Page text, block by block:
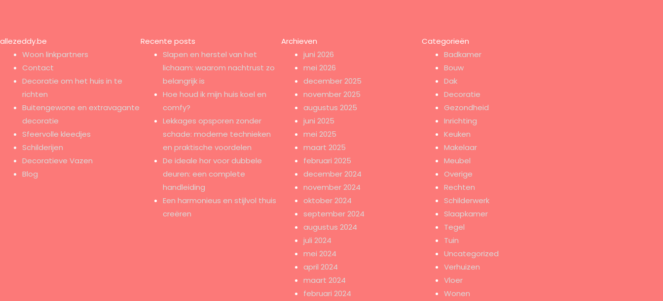
allezeddy.be
Woon linkpartners
Contact
Decoratie om het huis in te
richten
Buitengewone en extravagante
decoratie
Sfeervolle kleedjes
Schilderijen
Decoratieve Vazen
Blog
Recente posts
Slapen en herstel van het
lichaam: waarom nachtrust zo
belangrijk is
Hoe houd ik mijn huis koel en
comfy?
Lekkages opsporen zonder
schade: moderne technieken
en praktische voordelen
De ideale hor voor dubbele
deuren: een complete
handleiding
Een harmonieus en stijlvol thuis
creëren
Archieven
juni 2026
mei 2026
december 2025
november 2025
augustus 2025
juni 2025
mei 2025
maart 2025
februari 2025
december 2024
november 2024
oktober 2024
september 2024
augustus 2024
juli 2024
mei 2024
april 2024
maart 2024
februari 2024
Categorieën
Badkamer
Bouw
Dak
Decoratie
Gezondheid
Inrichting
Keuken
Makelaar
Meubel
Overige
Rechten
Schilderwerk
Slaapkamer
Tegel
Tuin
Uncategorized
Verhuizen
Vloer
Wonen